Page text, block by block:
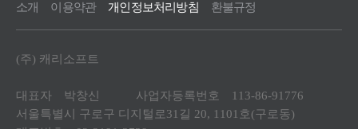
소개 이용약관 개인정보처리방침 환불규정
(주) 캐리소프트
대표자 박창신 사업자등록번호 113-86-91776
서울특별시 구로구 디지털로31길 20, 1101호(구로동)